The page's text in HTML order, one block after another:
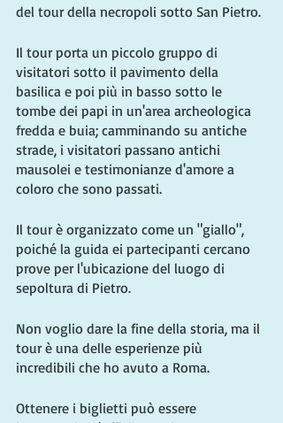
del tour della necropoli sotto San Pietro.
Il tour porta un piccolo gruppo di
visitatori sotto il pavimento della
basilica e poi più in basso sotto le
tombe dei papi in un'area archeologica
fredda e buia; camminando su antiche
strade, i visitatori passano antichi
mausolei e testimonianze d'amore a
coloro che sono passati.
Il tour è organizzato come un "giallo",
poiché la guida ei partecipanti cercano
prove per l'ubicazione del luogo di
sepoltura di Pietro.
Non voglio dare la fine della storia, ma il
tour è una delle esperienze più
incredibili che ho avuto a Roma.
Ottenere i biglietti può essere